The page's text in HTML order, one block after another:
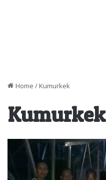
Home / Kumurkek
Kumurkek